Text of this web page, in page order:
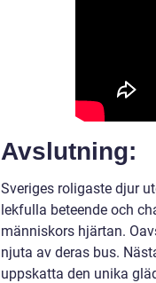
Avslutning:
Sveriges roligaste djur
lekfulla beteende och
människors hjärtan.
njuta av deras bus.
uppskatta den unika